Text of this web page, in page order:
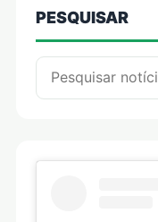
PESQUISAR
Pesquisar por: